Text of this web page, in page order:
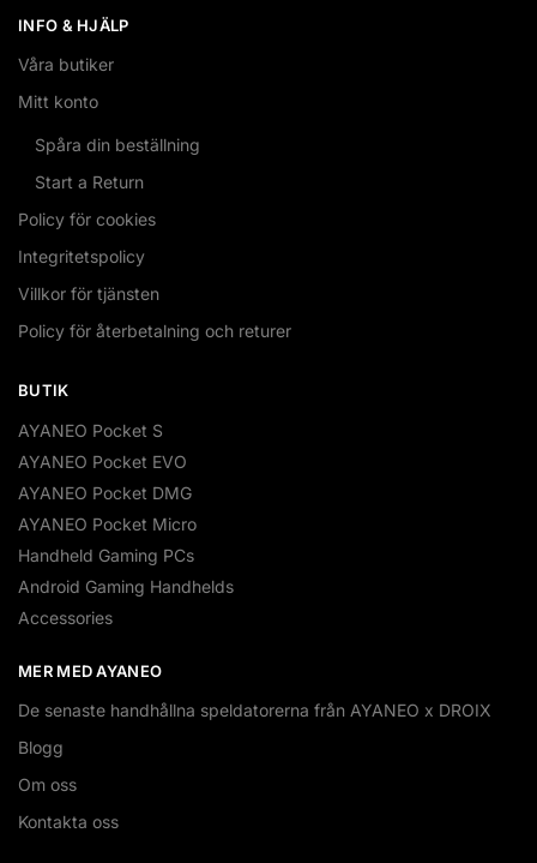
INFO & HJÄLP
Våra butiker
Mitt konto
Spåra din beställning
Start a Return
Policy för cookies
Integritetspolicy
Villkor för tjänsten
Policy för återbetalning och returer
BUTIK
AYANEO Pocket S
AYANEO Pocket EVO
AYANEO Pocket DMG
AYANEO Pocket Micro
Handheld Gaming PCs
Android Gaming Handhelds
Accessories
MER MED AYANEO
De senaste handhållna speldatorerna från AYANEO x DROIX
Blogg
Om oss
Kontakta oss